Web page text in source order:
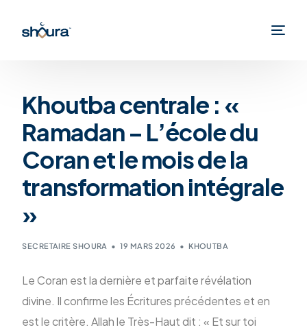
Khoutba centrale : «
Ramadan – L’école du
Coran et le mois de la
transformation intégrale
»
SECRETAIRE SHOURA 19 MARS 2026 KHOUTBA
Le Coran est la dernière et parfaite révélation
divine. Il confirme les Écritures précédentes et en
est le critère. Allah le Très-Haut dit : « Et sur toi